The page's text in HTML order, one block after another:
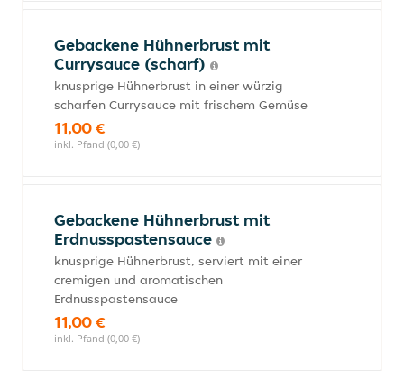
Gebackene Hühnerbrust mit
Currysauce (scharf)
knusprige Hühnerbrust in einer würzig
scharfen Currysauce mit frischem Gemüse
11,00 €
inkl. Pfand (0,00 €)
Gebackene Hühnerbrust mit
Erdnusspastensauce
knusprige Hühnerbrust, serviert mit einer
cremigen und aromatischen
Erdnusspastensauce
11,00 €
inkl. Pfand (0,00 €)